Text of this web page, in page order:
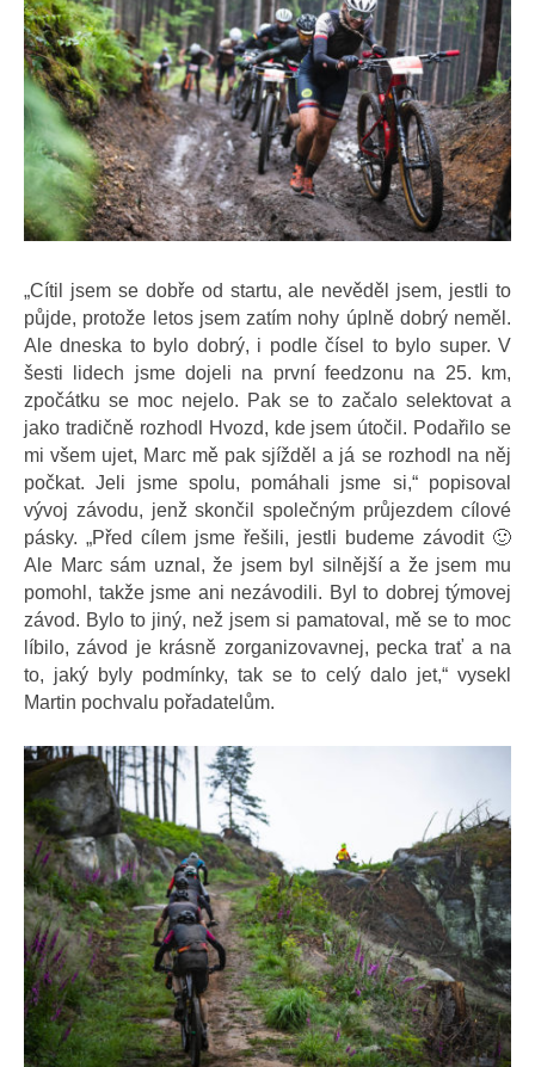
„Cítil jsem se dobře od startu, ale nevěděl jsem, jestli to
půjde, protože letos jsem zatím nohy úplně dobrý neměl.
Ale dneska to bylo dobrý, i podle čísel to bylo super. V
šesti lidech jsme dojeli na první feedzonu na 25. km,
zpočátku se moc nejelo. Pak se to začalo selektovat a
jako tradičně rozhodl Hvozd, kde jsem útočil. Podařilo se
mi všem ujet, Marc mě pak sjížděl a já se rozhodl na něj
počkat. Jeli jsme spolu, pomáhali jsme si,“ popisoval
vývoj závodu, jenž skončil společným průjezdem cílové
pásky. „Před cílem jsme řešili, jestli budeme závodit 🙂
Ale Marc sám uznal, že jsem byl silnější a že jsem mu
pomohl, takže jsme ani nezávodili. Byl to dobrej týmovej
závod. Bylo to jiný, než jsem si pamatoval, mě se to moc
líbilo, závod je krásně zorganizovavnej, pecka trať a na
to, jaký byly podmínky, tak se to celý dalo jet,“ vysekl
Martin pochvalu pořadatelům.